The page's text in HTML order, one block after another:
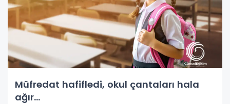
Müfredat hafifledi, okul çantaları hala
ağır...